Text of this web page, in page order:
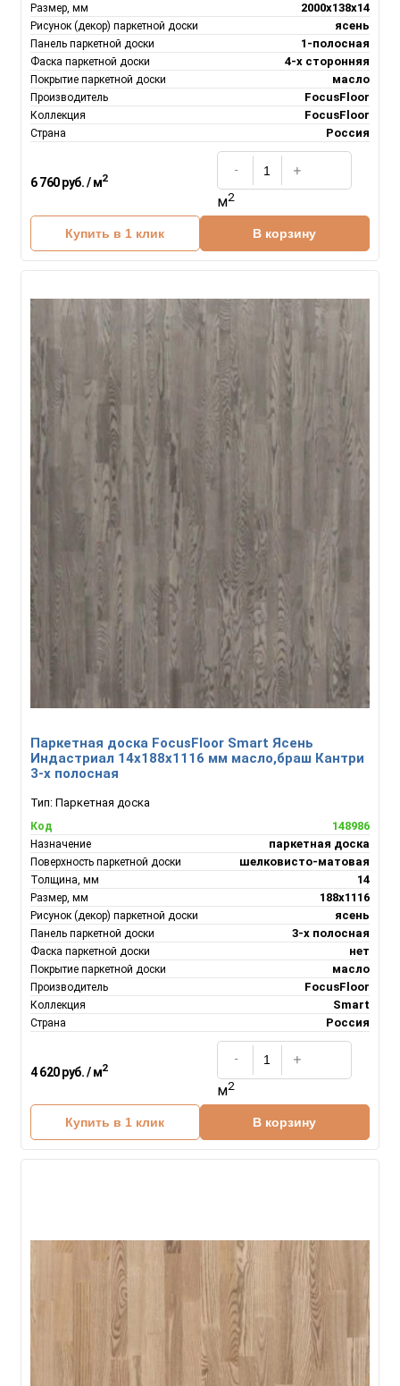
Размер, мм 2000х138х14
Рисунок (декор) паркетной доски ясень
Панель паркетной доски 1-полосная
Фаска паркетной доски 4-х сторонняя
Покрытие паркетной доски масло
Производитель FocusFloor
Коллекция FocusFloor
Страна Россия
6 760 руб. / м2
м2
Купить в 1 клик В корзину
Паркетная доска FocusFloor Smart Ясень
Индастриал 14х188х1116 мм масло,браш Кантри
3-х полосная
Тип: Паркетная доска
Код 148986
Назначение паркетная доска
Поверхность паркетной доски шелковисто-матовая
Толщина, мм 14
Размер, мм 188х1116
Рисунок (декор) паркетной доски ясень
Панель паркетной доски 3-х полосная
Фаска паркетной доски нет
Покрытие паркетной доски масло
Производитель FocusFloor
Коллекция Smart
Страна Россия
4 620 руб. / м2
м2
Купить в 1 клик В корзину